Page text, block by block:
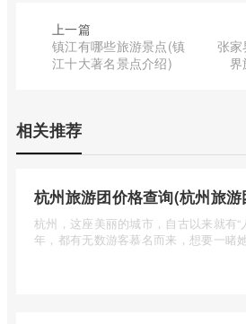
上一篇
镇江有哪些旅游景点(镇
江十大著名景点介绍)
张
界
相关推荐
杭州旅游团价格查询(杭州旅
杭州，这座美丽的城市，自古以来就有“
年，都有无数游客慕名而来，想要一睹